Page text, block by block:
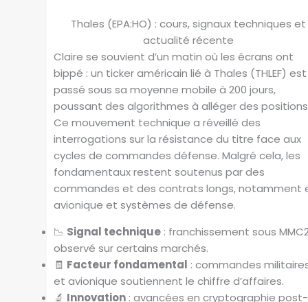
Thales (EPA:HO) : cours, signaux techniques et
actualité récente
Claire se souvient d’un matin où les écrans ont
bippé : un ticker américain lié à Thales (THLEF) est
passé sous sa moyenne mobile à 200 jours,
poussant des algorithmes à alléger des
Ce mouvement technique a réveillé des
interrogations sur la résistance du titre face aux
cycles de commandes défense. Malgré cela, les
fondamentaux restent soutenus par des
commandes et des contrats longs, notamment
avionique et systèmes de défense.
📉 Signal technique : franchissement sous
observé sur certains marchés.
🧾 Facteur fondamental : commandes
et avionique soutiennent le chiffre d’affaires.
🔬 Innovation : avancées en cryptographie post-